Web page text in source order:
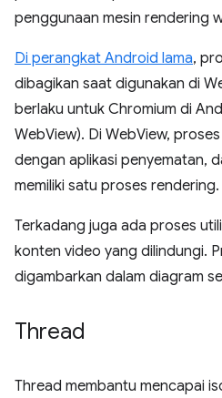
penggunaan mesin rendering
Di perangkat Android lama,
dibagikan saat digunakan di
berlaku untuk Chromium di
WebView). Di WebView,
dengan aplikasi penyematan,
memiliki satu proses rendering.
Terkadang juga ada proses
konten video yang dilindungi.
digambarkan dalam diagram
Thread
Thread membantu mencapai